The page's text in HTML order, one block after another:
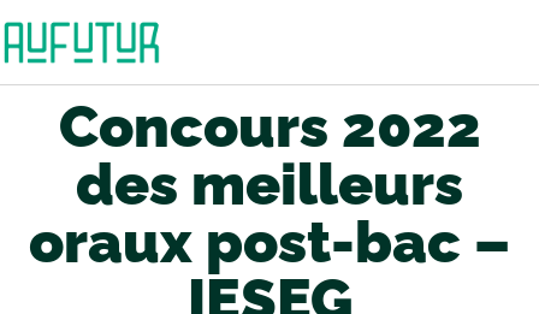
Concours 2022
des meilleurs
oraux post-bac –
IESEG